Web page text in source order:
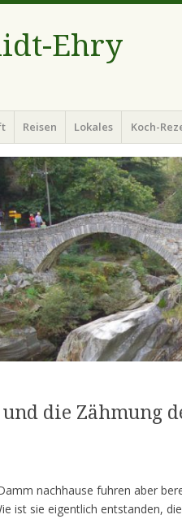
Ehry
Reisen Lokales Koch-
die Zähmung
nachhause fuhren aber
ist sie eigentlich entstanden,